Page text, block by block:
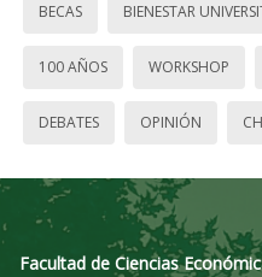
BECAS BIENESTAR
100 AÑOS WORKSHOP
DEBATES OPINIÓN
Facultad de Ciencias